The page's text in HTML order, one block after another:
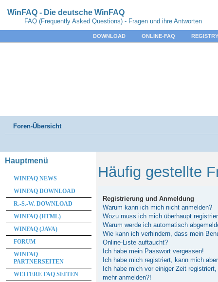
WinFAQ - Die deutsche WinFAQ
FAQ (Frequently Asked Questions) - Fragen und ihre Antworten
DOWNLOAD ONLINE-FAQ
Foren-Übersicht
Häufig gestellte
Registrierung und Anmeldung
Warum kann ich mich nicht anmelden?
Wozu muss ich mich überhaupt
Warum werde ich automatisch
Wie kann ich verhindern, dass mein
Online-Liste auftaucht?
Ich habe mein Passwort vergessen!
Ich habe mich registriert, kann mich
Ich habe mich vor einiger Zeit
mehr anmelden?!
Hauptmenü
WINFAQ NEWS
WINFAQ DOWNLOAD
R.-S.-W. DOWNLOAD
WINFAQ (HTML)
WINFAQ (JAVA)
FORUM
WINFAQ-
PARTNERSEITEN
WEITERE FAQ SEITEN